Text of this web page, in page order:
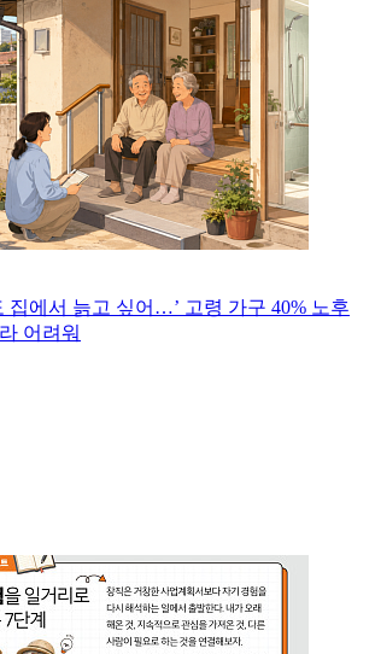
집에서 늙고 싶어…’ 고령 가구 40% 노후
어려워